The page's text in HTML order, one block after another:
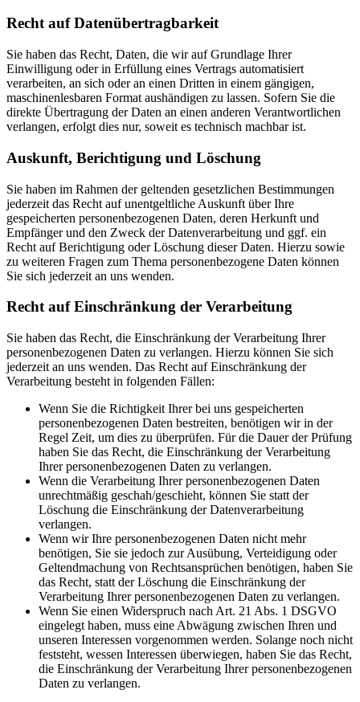
Recht auf Daten­übertrag­barkeit
Sie haben das Recht, Daten, die wir auf Grundlage Ihrer
Einwilligung oder in Erfüllung eines Vertrags automatisiert
verarbeiten, an sich oder an einen Dritten in einem gängigen,
maschinenlesbaren Format aushändigen zu lassen. Sofern Sie die
direkte Übertragung der Daten an einen anderen Verantwortlichen
verlangen, erfolgt dies nur, soweit es technisch machbar ist.
Auskunft, Berichtigung und Löschung
Sie haben im Rahmen der geltenden gesetzlichen Bestimmungen
jederzeit das Recht auf unentgeltliche Auskunft über Ihre
gespeicherten personenbezogenen Daten, deren Herkunft und
Empfänger und den Zweck der Datenverarbeitung und ggf. ein
Recht auf Berichtigung oder Löschung dieser Daten. Hierzu sowie
zu weiteren Fragen zum Thema personenbezogene Daten können
Sie sich jederzeit an uns wenden.
Recht auf Einschränkung der Verarbeitung
Sie haben das Recht, die Einschränkung der Verarbeitung Ihrer
personenbezogenen Daten zu verlangen. Hierzu können Sie sich
jederzeit an uns wenden. Das Recht auf Einschränkung der
Verarbeitung besteht in folgenden Fällen:
Wenn Sie die Richtigkeit Ihrer bei uns gespeicherten
personenbezogenen Daten bestreiten, benötigen wir in der
Regel Zeit, um dies zu überprüfen. Für die Dauer der Prüfung
haben Sie das Recht, die Einschränkung der Verarbeitung
Ihrer personenbezogenen Daten zu verlangen.
Wenn die Verarbeitung Ihrer personenbezogenen Daten
unrechtmäßig geschah/geschieht, können Sie statt der
Löschung die Einschränkung der Datenverarbeitung
verlangen.
Wenn wir Ihre personenbezogenen Daten nicht mehr
benötigen, Sie sie jedoch zur Ausübung, Verteidigung oder
Geltendmachung von Rechtsansprüchen benötigen, haben Sie
das Recht, statt der Löschung die Einschränkung der
Verarbeitung Ihrer personenbezogenen Daten zu verlangen.
Wenn Sie einen Widerspruch nach Art. 21 Abs. 1 DSGVO
eingelegt haben, muss eine Abwägung zwischen Ihren und
unseren Interessen vorgenommen werden. Solange noch nicht
feststeht, wessen Interessen überwiegen, haben Sie das Recht,
die Einschränkung der Verarbeitung Ihrer personenbezogenen
Daten zu verlangen.